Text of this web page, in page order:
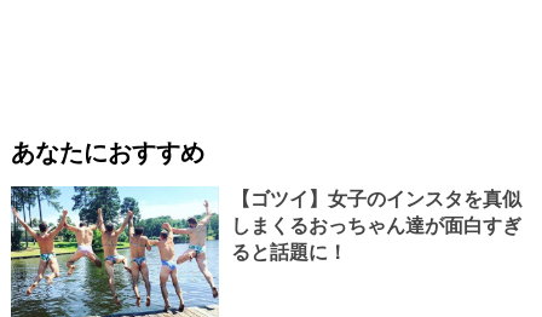
あなたにおすすめ
【ゴツイ】女子のインスタを真似
しまくるおっちゃん達が面白すぎ
ると話題に！